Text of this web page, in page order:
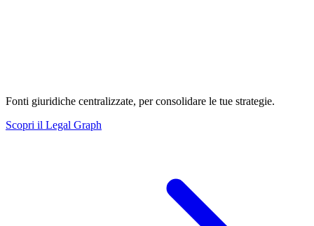
Fonti giuridiche centralizzate, per consolidare le tue strategie.
Scopri il Legal Graph